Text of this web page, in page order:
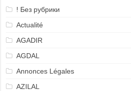
! Без рубрики
Actualité
AGADIR
AGDAL
Annonces Légales
AZILAL